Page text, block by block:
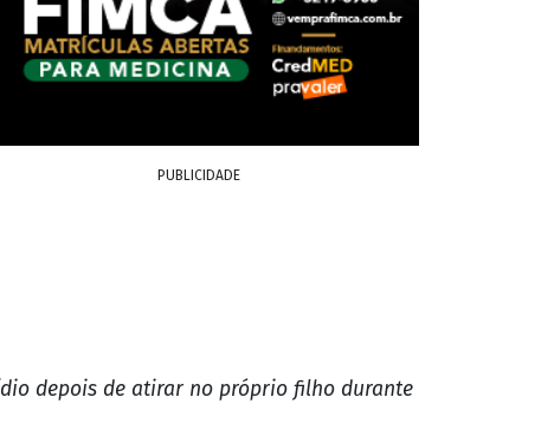
PUBLICIDADE
depois de atirar no próprio filho durante